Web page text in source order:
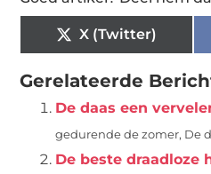
X (Twitter)
Gerelateerde
De daas een
gedurende de zomer, De
De beste draadloze